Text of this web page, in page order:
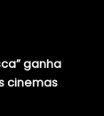
ganha
cinemas